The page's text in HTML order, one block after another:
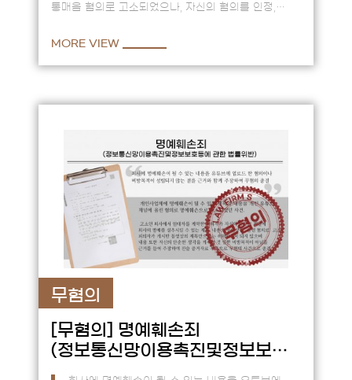
통매음 혐의로 고소되었으나, 자신의 혐의를 인정,
MORE VIEW
무혐의
[무혐의] 명예훼손죄
(정보통신망이용촉진및정보보호
등에 관한 법률위반)